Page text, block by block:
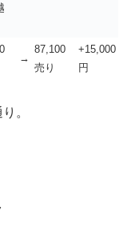
→
87,100
売り
+15,000
円
。